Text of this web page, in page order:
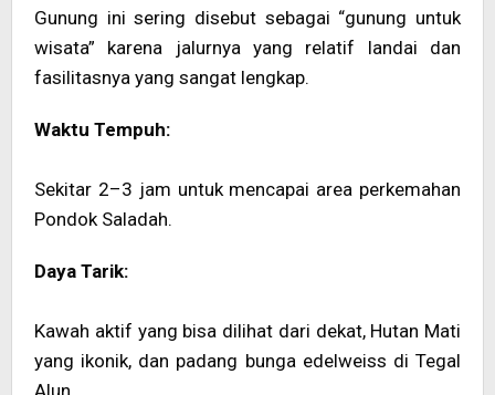
Gunung ini sering disebut sebagai “gunung untuk
wisata” karena jalurnya yang relatif landai dan
fasilitasnya yang sangat lengkap.
Waktu Tempuh:
Sekitar 2–3 jam untuk mencapai area perkemahan
Pondok Saladah.
Daya Tarik:
Kawah aktif yang bisa dilihat dari dekat, Hutan Mati
yang ikonik, dan padang bunga edelweiss di Tegal
Alun.